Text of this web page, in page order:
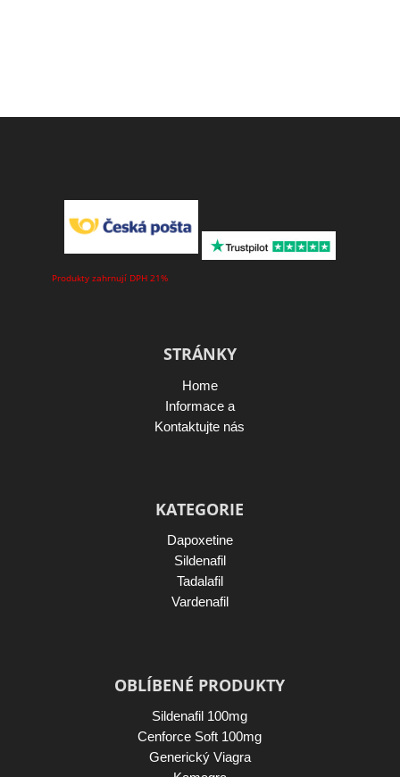
Produkty zahrnují DPH 21%
STRÁNKY
Home
Informace a
Kontaktujte nás
KATEGORIE
Dapoxetine
Sildenafil
Tadalafil
Vardenafil
OBLÍBENÉ PRODUKTY
Sildenafil 100mg
Cenforce Soft 100mg
Generický Viagra